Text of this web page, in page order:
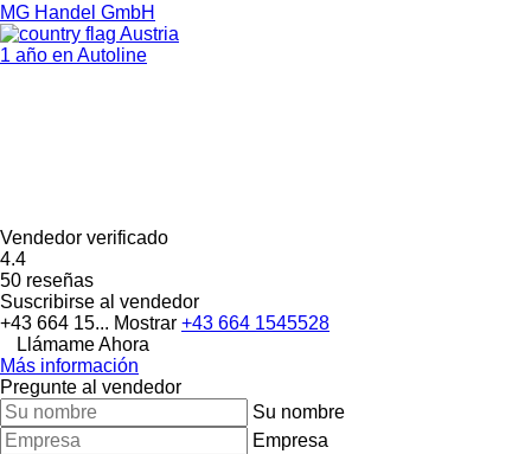
MG Handel GmbH
Austria
1 año en Autoline
Vendedor verificado
4.4
50 reseñas
Suscribirse al vendedor
+43 664 15... Mostrar +43 664 1545528
Llámame Ahora
Más información
Pregunte al vendedor
Su nombre
Empresa